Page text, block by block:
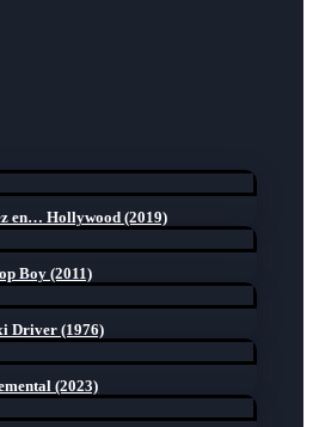
en… Hollywood (2019)
Boy (2011)
Driver (1976)
(2023)